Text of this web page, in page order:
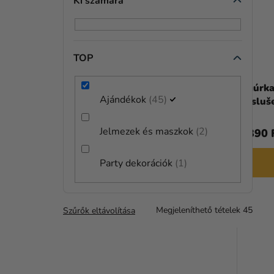
TOP
Ajándékok 45
Jelmezek és maszkok 2
Party dekorációk 1
Szűrők eltávolítása Megjeleníthető tételek 45
Fém könyvjelző – Stranger Things
(sziluettek)
5 490 Ft
KOSÁRBA
2 390